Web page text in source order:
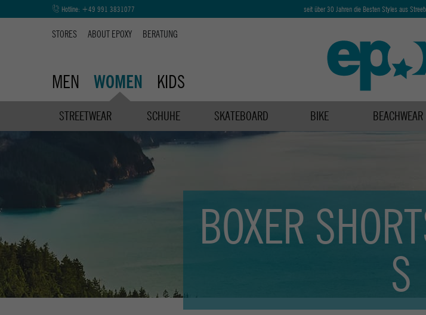
Hotline: +49 991 3831077 seit über 30 Jahren die Besten Styles aus
STORES ABOUT EPOXY BERATUNG
MEN WOMEN KIDS
STREETWEAR SCHUHE SKATEBOARD BIKE BEACHWEAR
BOXER
S